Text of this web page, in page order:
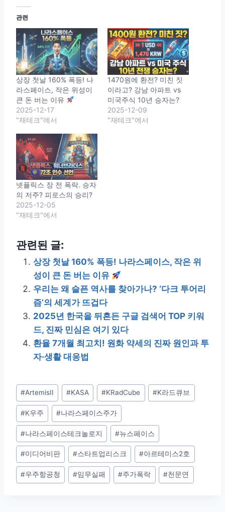
.
.
.
관련
상장 첫날 160% 폭등! 나
라스페이스, 작은 위성이
큰 돈 버는 이유
2025-12-17
"재테크"에서
1470원에 환전? 미친 짓
이라고? 강남 아파트 vs
미국주식 10년 승자는?
2025-12-09
"재테크"에서
넷플릭스 장 전 폭락. 승자
의 저주? 피로스의 승리?
2025-12-05
"재테크"에서
관련된 글:
상장 첫날 160% 폭등! 나라스페이스, 작은 위
성이 큰 돈 버는 이유
우리는 왜 슬픈 역사를 찾아가나? ‘다크 투어리
즘’의 세계가 뜨겁다
2025년 한국을 뒤흔든 구글 검색어 TOP 키워
드, 진짜 민심은 여기 있다
환율 7개월 최고치! 원화 약세의 진짜 원인과 투
자·생활 대응법
Post
Tags:
#ArtemisII #KASA #KRadCube #K라드큐브
#K우주 #나라스페이스주가
#나라스페이스테크놀로지 #뉴스페이스
#미디어비판 #스타트업리스크 #아르테미스2호
#우주항공청 #임무실패 #주가폭락 #천문연